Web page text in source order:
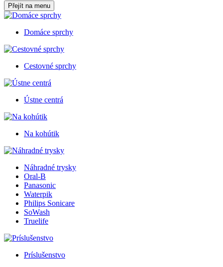
Přejít na menu
Domáce sprchy
Cestovné sprchy
Ústne centrá
Na kohútik
Náhradné trysky
Oral-B
Panasonic
Waterpik
Philips Sonicare
SoWash
Truelife
Príslušenstvo